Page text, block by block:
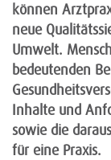
können
neue
Umwelt.
bedeutenden
Inhalte und
sowie die
für eine Praxis.